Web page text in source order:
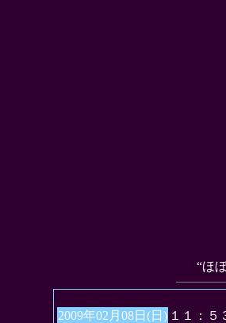
“ほ
2009年02月08日(日) １１：５